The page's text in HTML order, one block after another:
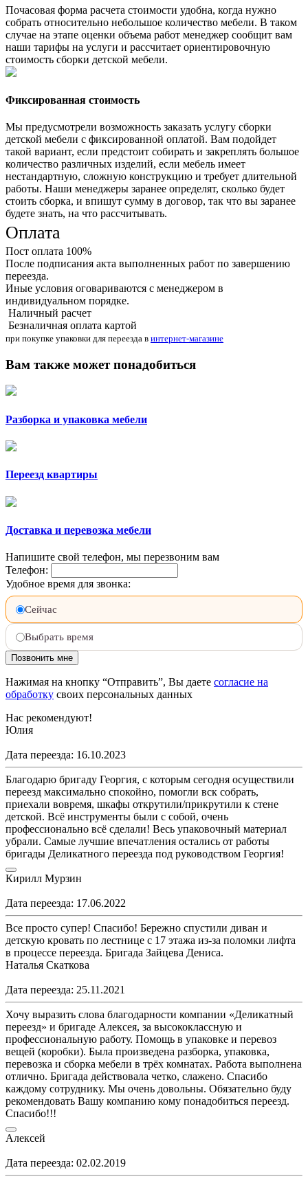
Почасовая форма расчета стоимости удобна, когда нужно
собрать относительно небольшое количество мебели. В таком
случае на этапе оценки объема работ менеджер сообщит вам
наши тарифы на услуги и рассчитает ориентировочную
стоимость сборки детской мебели.
Фиксированная стоимость
Мы предусмотрели возможность заказать услугу сборки
детской мебели с фиксированной оплатой. Вам подойдет
такой вариант, если предстоит собирать и закреплять большое
количество различных изделий, если мебель имеет
нестандартную, сложную конструкцию и требует длительной
работы. Наши менеджеры заранее определят, сколько будет
стоить сборка, и впишут сумму в договор, так что вы заранее
будете знать, на что рассчитывать.
Оплата
Пост оплата 100%
После подписания акта выполненных работ по завершению
переезда.
Иные условия оговариваются с менеджером в
индивидуальном порядке.
Наличный расчет
Безналичная оплата картой
при покупке упаковки для переезда в интернет-магазине
Вам также может понадобиться
Разборка и упаковка мебели
Переезд квартиры
Доставка и перевозка мебели
Напишите свой телефон, мы перезвоним вам
Телефон:
Удобное время для звонка:
Сейчас
Выбрать время
Нажимая на кнопку “Отправить”, Вы даете согласие на
обработку своих персональных данных
Нас рекомендуют!
Юлия
Дата переезда: 16.10.2023
Благодарю бригаду Георгия, с которым сегодня осуществили
переезд максимально спокойно, помогли вск собрать,
приехали вовремя, шкафы открутили/прикрутили к стене
детской. Всё инструменты были с собой, очень
профессионально всё сделали! Весь упаковочный материал
убрали. Самые лучшие впечатления остались от работы
бригады Деликатного переезда под руководством Георгия!
Кирилл Мурзин
Дата переезда: 17.06.2022
Все просто супер! Спасибо! Бережно спустили диван и
детскую кровать по лестнице с 17 этажа из-за поломки лифта
в процессе переезда. Бригада Зайцева Дениса.
Наталья Скаткова
Дата переезда: 25.11.2021
Хочу выразить слова благодарности компании «Деликатный
переезд» и бригаде Алексея, за высококлассную и
профессиональную работу. Помощь в упаковке и перевоз
вещей (коробки). Была произведена разборка, упаковка,
перевозка и сборка мебели в трёх комнатах. Работа выполнена
отлично. Бригада действовала четко, слажено. Спасибо
каждому сотруднику. Мы очень довольны. Обязательно буду
рекомендовать Вашу компанию кому понадобиться переезд.
Спасибо!!!
Алексей
Дата переезда: 02.02.2019